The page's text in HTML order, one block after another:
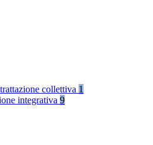
collettiva 1
integrativa 9